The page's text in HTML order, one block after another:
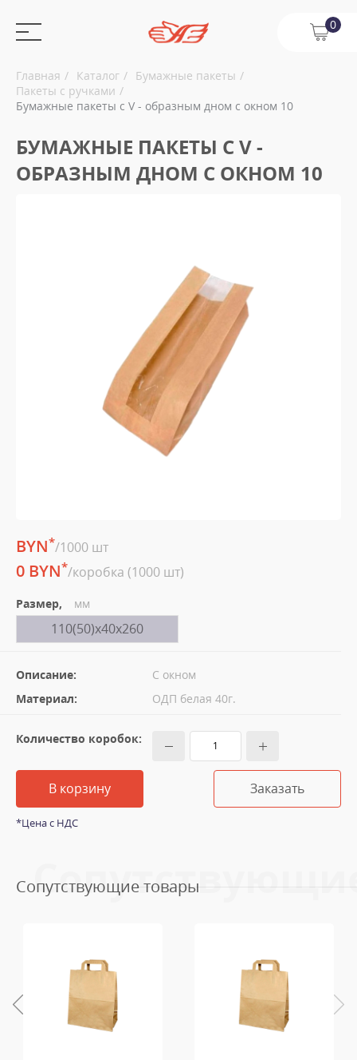
0
Главная Каталог
Бумажные пакеты
Пакеты с ручками
Бумажные пакеты с V - образным дном с окном 10
БУМАЖНЫЕ ПАКЕТЫ С V -
ОБРАЗНЫМ ДНОМ С ОКНОМ 10
BYN*/1000 шт
0 BYN*/коробка (1000 шт)
Размер, мм
110(50)х40х260
Описание:
С окном
Материал:
ОДП белая 40г.
Количество коробок:
В корзину Заказать
*Цена с НДС
Сопутствующие товары